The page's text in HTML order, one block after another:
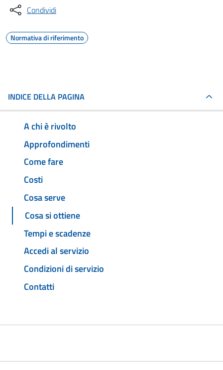
Condividi
Normativa di riferimento
INDICE DELLA PAGINA
A chi è rivolto
Approfondimenti
Come fare
Costi
Cosa serve
Cosa si ottiene
Tempi e scadenze
Accedi al servizio
Condizioni di servizio
Contatti